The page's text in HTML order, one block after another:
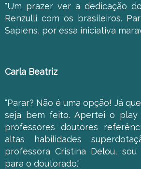
"Um prazer ver a dedicação
Renzulli com os brasileiros.
Sapiens, por essa iniciativa
Carla Beatriz
"Parar? Não é uma opção! Já
seja bem feito. Apertei o play
professores doutores
altas habilidades
professora Cristina Delou, sou
para o doutorado."